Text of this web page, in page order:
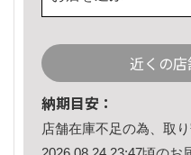
近くの
納期目安：
店舗在庫不足の為、取